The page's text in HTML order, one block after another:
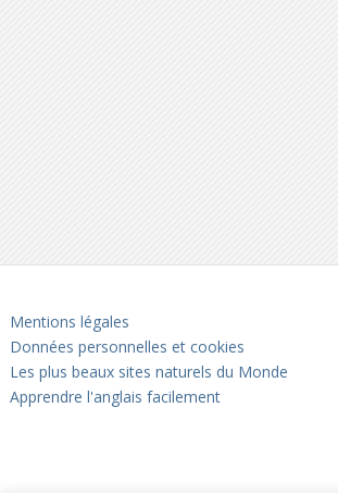
Mentions légales
Données personnelles et cookies
Les plus beaux sites naturels du Monde
Apprendre l'anglais facilement